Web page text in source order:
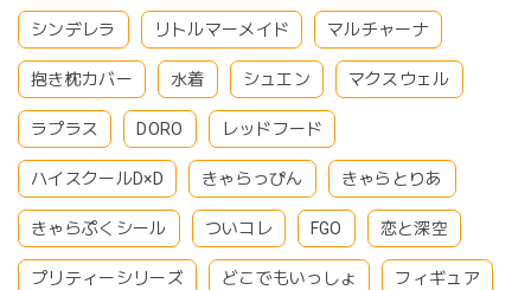
シンデレラ リトルマーメイド マルチャーナ
抱き枕カバー 水着 シュエン マクスウェル
ラプラス DORO レッドフード
ハイスクールD×D きゃらっぴん きゃらとりあ
きゃらぷくシール ついコレ FGO 恋と深空
プリティーシリーズ どこでもいっしょ フィギュア